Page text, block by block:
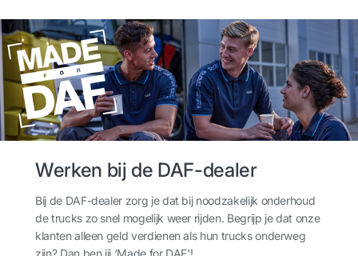
Werken bij de DAF-dealer
Bij de DAF-dealer zorg je dat bij noodzakelijk onderhoud
de trucks zo snel mogelijk weer rijden. Begrijp je dat onze
klanten alleen geld verdienen als hun trucks onderweg
zijn? Dan ben jij ‘Made for DAF'!